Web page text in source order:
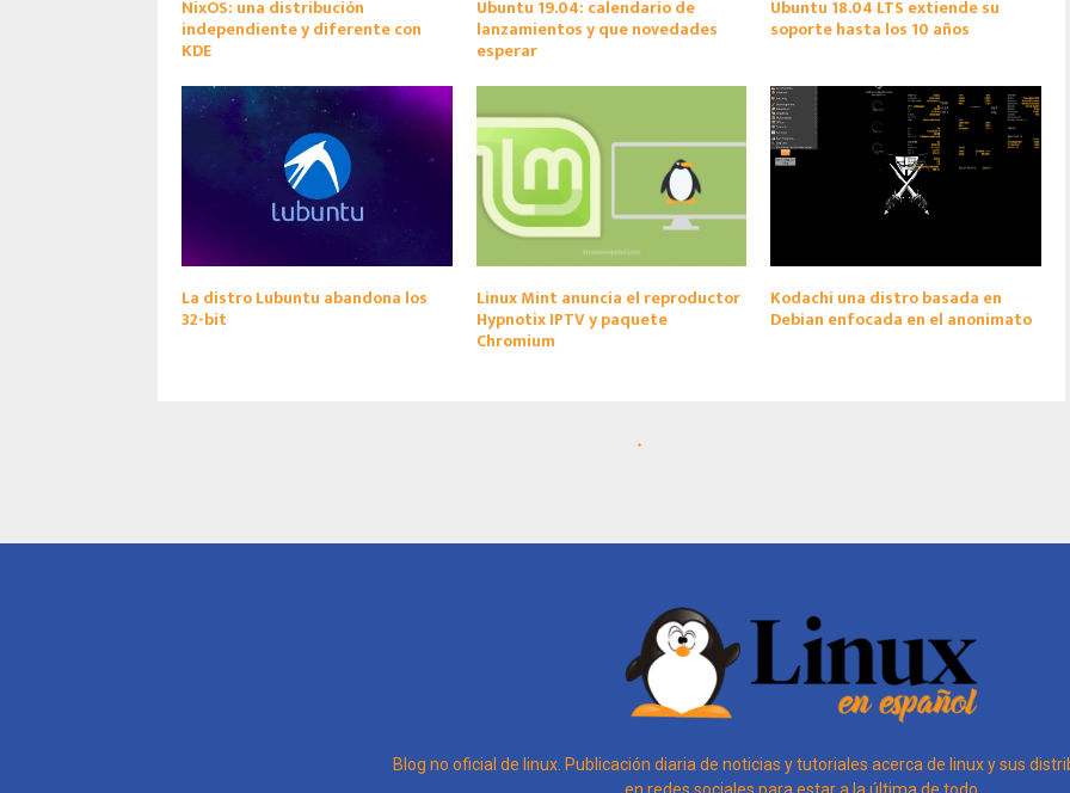
NixOS: una distribución
independiente y diferente con
KDE
Ubuntu 19.04: calendario de
lanzamientos y que novedades
esperar
Ubuntu 18.04 LTS extiende su
soporte hasta los 10 años
La distro Lubuntu abandona los
32-bit
Linux Mint anuncia el reproductor
Hypnotix IPTV y paquete
Chromium
Kodachi una distro basada en
Debian enfocada en el anonimato
Blog no oficial de linux. Publicación diaria de noticias y tutoriales acerca de linux y sus
en redes sociales para estar a la última de todo.